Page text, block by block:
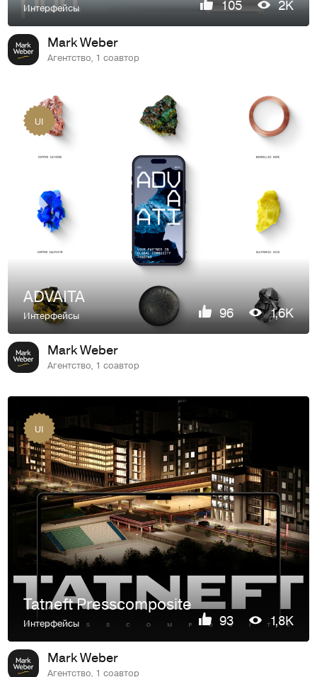
Интерфейсы 105 2K
Mark Weber
Агентство, 1 соавтор
UI
ADVAITA
Интерфейсы 96 1,6K
Mark Weber
Агентство, 1 соавтор
UI
Tatneft Presscomposite
Интерфейсы 93 1,8K
Mark Weber
Агентство, 1 соавтор